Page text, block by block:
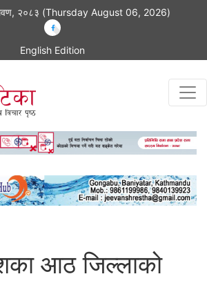
२०८३ (Thursday August 06, 2026)
English Edition
आठ जिल्लाको